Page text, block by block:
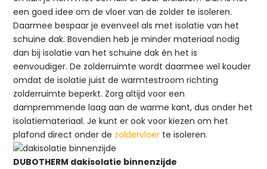
een goed idee om de vloer van de zolder te isoleren.
Daarmee bespaar je evenveel als met isolatie van het
schuine dak. Bovendien heb je minder materiaal nodig
dan bij isolatie van het schuine dak én het is
eenvoudiger. De zolderruimte wordt daarmee wel kouder
omdat de isolatie juist de warmtestroom richting
zolderruimte beperkt. Zorg altijd voor een
dampremmende laag aan de warme kant, dus onder het
isolatiemateriaal. Je kunt er ook voor kiezen om het
plafond direct onder de zoldervloer te isoleren.
DUBOTHERM dakisolatie binnenzijde